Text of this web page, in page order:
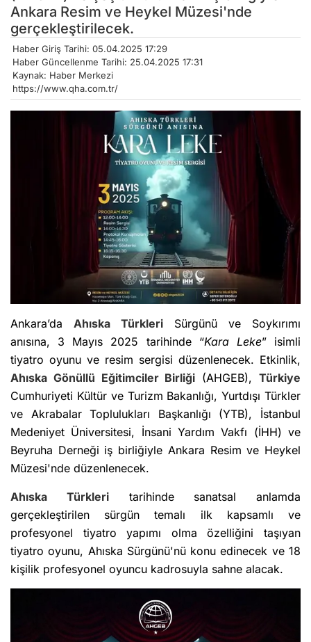
Ankara Resim ve Heykel Müzesi'nde
gerçekleştirilecek.
Haber Giriş Tarihi: 05.04.2025 17:29
Haber Güncellenme Tarihi: 25.04.2025 17:31
Kaynak: Haber Merkezi
https://www.qha.com.tr/
Ankara’da Ahıska Türkleri Sürgünü ve Soykırımı
anısına, 3 Mayıs 2025 tarihinde “Kara Leke” isimli
tiyatro oyunu ve resim sergisi düzenlenecek. Etkinlik,
Ahıska Gönüllü Eğitimciler Birliği (AHGEB),Türkiye
Cumhuriyeti Kültür ve Turizm Bakanlığı, Yurtdışı Türkler
ve Akrabalar Toplulukları Başkanlığı (YTB), İstanbul
Medeniyet Üniversitesi, İnsani Yardım Vakfı (İHH) ve
Beyruha Derneği iş birliğiyle Ankara Resim ve Heykel
Müzesi'nde düzenlenecek.
Ahıska Türkleritarihinde sanatsal anlamda
gerçekleştirilen sürgün temalı ilk kapsamlı ve
profesyonel tiyatro yapımı olma özelliğini taşıyan
tiyatro oyunu, Ahıska Sürgünü'nü konu edinecek ve 18
kişilik profesyonel oyuncu kadrosuyla sahne alacak.